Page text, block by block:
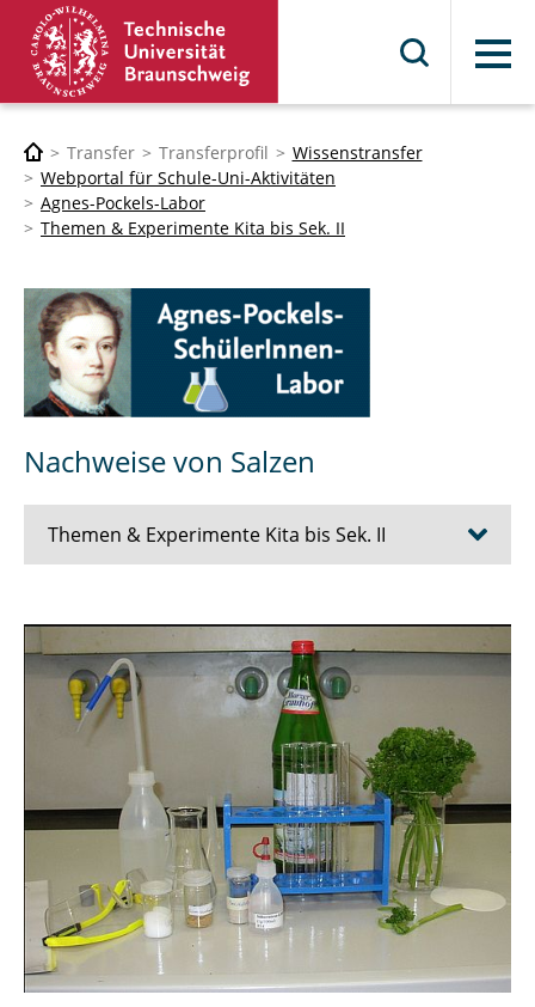
Menü
Transfer Transferprofil
Wissenstransfer
Webportal für Schule-Uni-Aktivitäten
Agnes-Pockels-Labor
Themen & Experimente Kita bis Sek. II
Nachweise von Salzen
Themen & Experimente Kita bis Sek. II
"Dem Täter auf der Spur"
Chemie und Magie
Experimente zum Thema Ernährung
Experimente mit Milch
Energie
Luft und Verbrennung
Polymere